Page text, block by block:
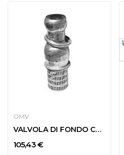
OMV
VALVOLA DI FONDO CON GIUNTO SFERICO MASCHIO d....
105,43 €